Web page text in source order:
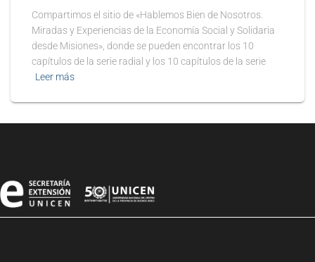
Compartimos el sitio de «Hablemos Bien de Nosotros.
Miradas y Experiencias de la Economía Social y Solidaria
desde Misiones», donde se pueden encontrar los 10
capítulos de la serie radial y los 10 capítulos de la serie
Leer más